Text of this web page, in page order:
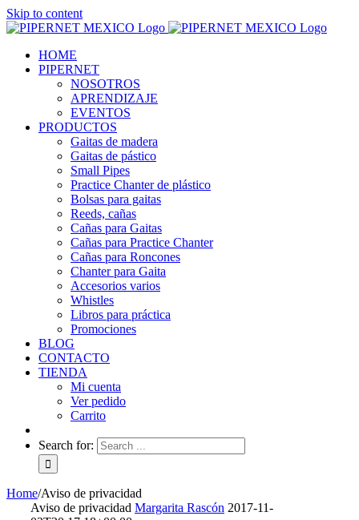
Skip to content
HOME
PIPERNET
NOSOTROS
APRENDIZAJE
EVENTOS
PRODUCTOS
Gaitas de madera
Gaitas de pástico
Small Pipes
Practice Chanter de plástico
Bolsas para gaitas
Reeds, cañas
Cañas para Gaitas
Cañas para Practice Chanter
Cañas para Roncones
Chanter para Gaita
Accesorios varios
Whistles
Libros para práctica
Promociones
BLOG
CONTACTO
TIENDA
Mi cuenta
Ver pedido
Carrito
Search for:
Home/Aviso de privacidad
Aviso de privacidad Margarita Rascón 2017-11-